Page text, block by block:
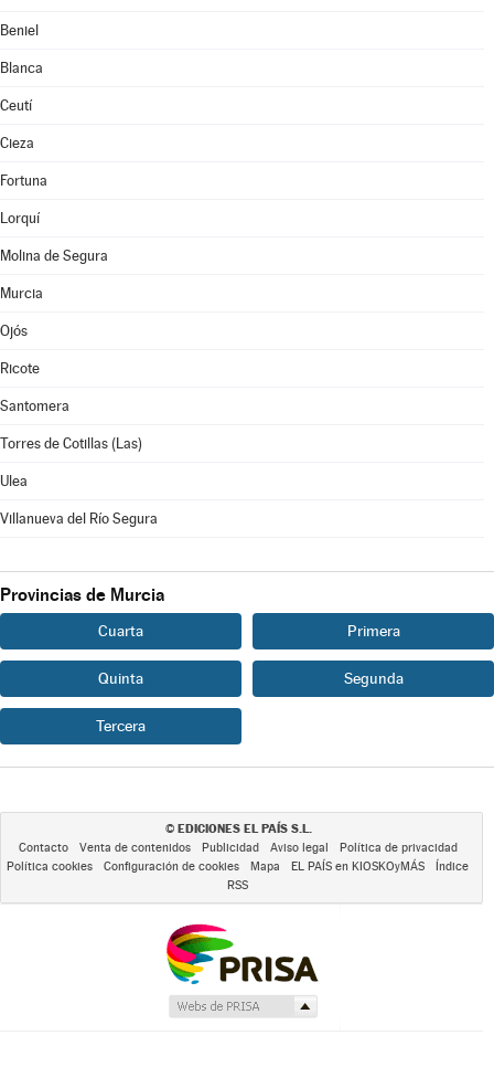
Beniel
Blanca
Ceutí
Cieza
Fortuna
Lorquí
Molina de Segura
Murcia
Ojós
Ricote
Santomera
Torres de Cotillas (Las)
Ulea
Villanueva del Río Segura
Provincias de Murcia
Cuarta Primera
Quinta Segunda
Tercera
© EDICIONES EL PAÍS S.L.
Contacto Venta de contenidos Publicidad Aviso legal
Política de privacidad
Política cookies
Configuración de cookies Mapa EL PAÍS en KIOSKOyMÁS
Índice
RSS